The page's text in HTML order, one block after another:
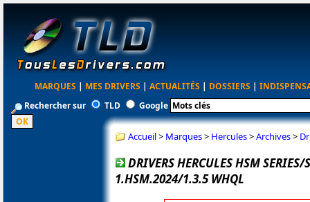
MARQUES | MES DRIVERS | ACTUALITÉS | DOSSIERS |
Rechercher sur
TLD Google
Accueil> Marques> Hercules>Archives>
DRIVERS HERCULES HSM SERIES/
1.HSM.2024/1.3.5 WHQL